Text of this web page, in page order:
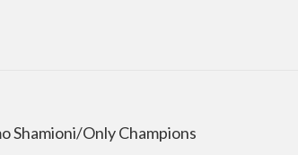
Shamioni/Only Champions